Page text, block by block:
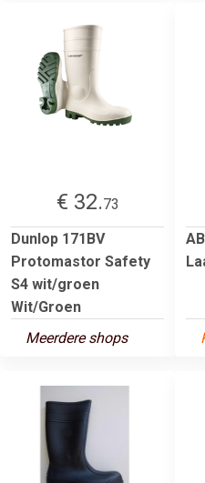
€ 32.73
Dunlop 171BV
Protomastor Safety
S4 wit/groen
Wit/Groen
Meerdere shops